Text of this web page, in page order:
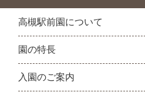
高槻駅前園について
園の特長
入園のご案内